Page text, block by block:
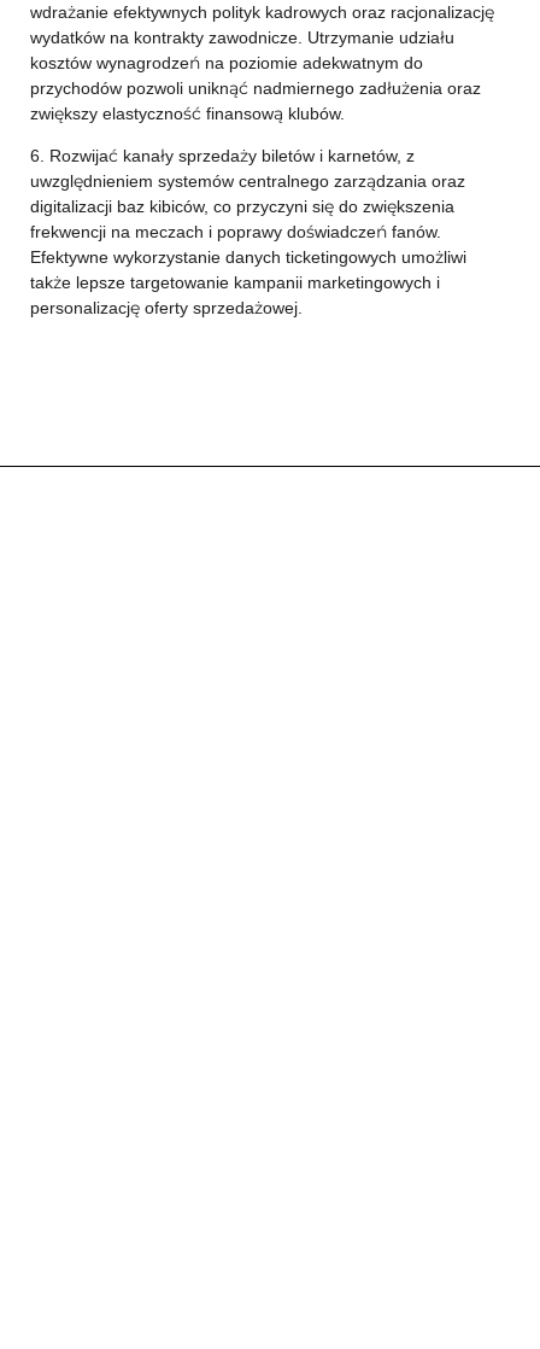
wdrażanie efektywnych polityk kadrowych oraz racjonalizację
wydatków na kontrakty zawodnicze. Utrzymanie udziału
kosztów wynagrodzeń na poziomie adekwatnym do
przychodów pozwoli uniknąć nadmiernego zadłużenia oraz
zwiększy elastyczność finansową klubów.
6. Rozwijać kanały sprzedaży biletów i karnetów, z
uwzględnieniem systemów centralnego zarządzania oraz
digitalizacji baz kibiców, co przyczyni się do zwiększenia
frekwencji na meczach i poprawy doświadczeń fanów.
Efektywne wykorzystanie danych ticketingowych umożliwi
także lepsze targetowanie kampanii marketingowych i
personalizację oferty sprzedażowej.